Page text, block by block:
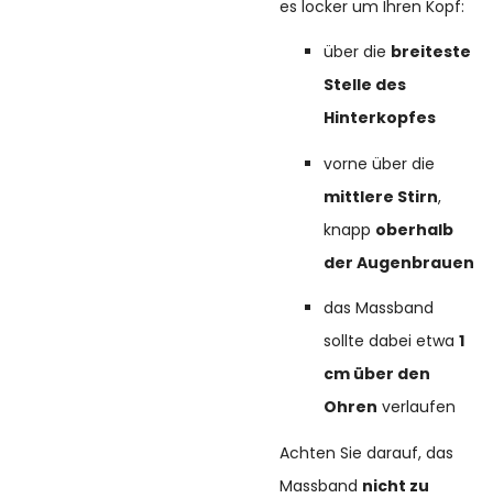
es locker um Ihren Kopf:
über die breiteste
Stelle des
Hinterkopfes
vorne über die
mittlere Stirn,
knapp oberhalb
der Augenbrauen
das Massband
sollte dabei etwa1
cm über den
Ohren verlaufen
Achten Sie darauf, das
Massband nicht zu